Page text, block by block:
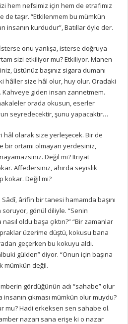
hem nefsimiz için hem de etrafımız
taşır. “Etkilenmem bu mümkün
insanın kurdudur”, Batıllar öyle der.
onu yanlışa, isterse doğruya
sizi etkiliyor mu? Etkiliyor. Manen
üstünüz başınız sigara dumanı
hâller size hâl olur, huy olur. Oradaki
giden insan zannetmem.
orada okusun, eserler
seyredecektir, şunu yapacaktır…
hâl olarak size yerleşecek. Bir de
bir ortamı olmayan yerdesiniz,
Değil mi? Itriyat
Affedersiniz, ahırda seyislik
kokar. Değil mi?
ârifin bir tanesi hamamda başını
gönül diliyle. “Senin
oldu başa çıktın?” “Bir zamanlar
üzerime düştü, kokusu bana
geçerken bu kokuyu aldı.
gülden” diyor. “Onun için başına
mümkün değil.
gördüğünün adı “sahabe” olur
çıkması mümkün olur muydu?
mu? Hadi erkeksen sen sahabe ol.
nazarı sana erişe ki o nazar